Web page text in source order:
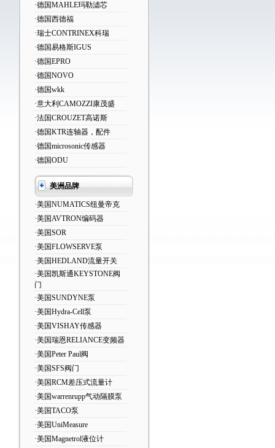
·德国MAHLE玛勒滤芯
·德国西德福
·瑞士CONTRINEX科瑞
·德国易格斯IGUS
·德国EPRO
·德国NOVO
·德国wkk
·意大利CAMOZZI康茂盛
·法国CROUZET高诺斯
·德国KTR连轴器，配件
·德国microsonic传感器
·德国ODU
美洲品牌
·美国NUMATICS纽曼帝克
·美国AVTRON编码器
·美国SOR
·美国FLOWSERVE泵
·美国HEDLAND流量开关
·美国凯斯通KEYSTONE阀
门
·美国SUNDYNE泵
·美国Hydra-Cell泵
·美国VISHAY传感器
·美国瑞恩RELIANCE变频器
·美国Peter Paul阀
·美国SFS阀门
·美国RCM差压式流量计
·美国warrenrupp气动隔膜泵
·美国TACO泵
·美国UniMeasure
·美国Magnetrol液位计